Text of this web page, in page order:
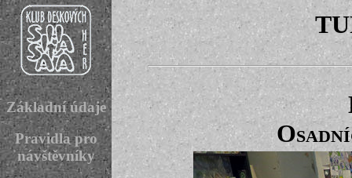
Základní údaje
Pravidla pro
návštěvníky